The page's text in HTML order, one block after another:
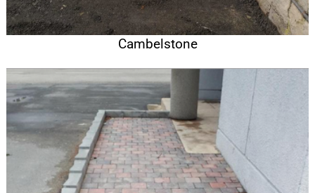
Cambelstone